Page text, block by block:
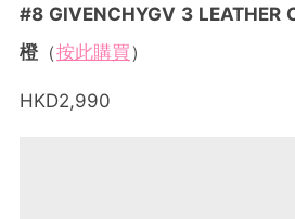
#8 GIVENCHYGV 3 LEATHER
橙 （按此購買）
HKD2,990